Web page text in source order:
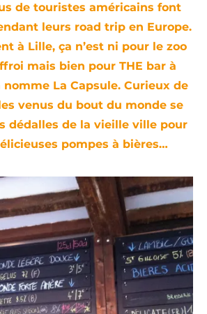
de touristes américains font
leurs road trip en Europe.
à Lille, ça n’est ni pour le zoo
mais bien pour THE bar à
nomme La Capsule. Curieux de
venus du bout du monde se
dédalles de la vieille ville pour
pompes à bières…